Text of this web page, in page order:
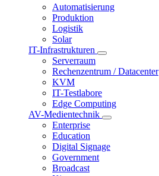
Automatisierung
Produktion
Logistik
Solar
IT-Infrastrukturen
Serverraum
Rechenzentrum / Datacenter
KVM
IT-Testlabore
Edge Computing
AV-Medientechnik
Enterprise
Education
Digital Signage
Government
Broadcast